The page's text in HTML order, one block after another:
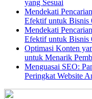
yang Sesuai
Mendekati
Efektif untuk Bisnis
Mendekati
Efektif untuk Bisnis
Optimasi Konten
untuk Menarik
Menguasai SEO:
Peringkat Website